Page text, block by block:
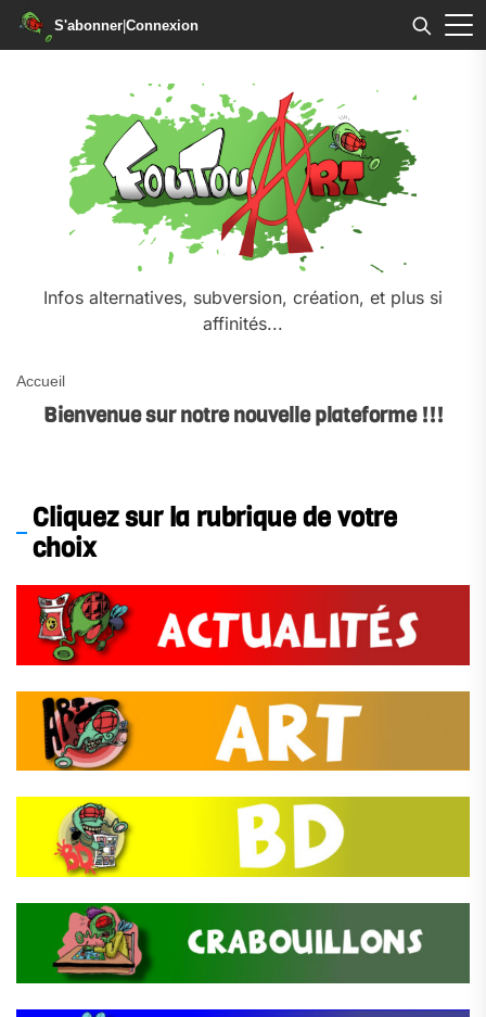
S'abonner|Connexion
Infos alternatives, subversion, création, et plus si
affinités...
Accueil
Bienvenue sur notre nouvelle plateforme !!!
Cliquez sur la rubrique de votre
choix